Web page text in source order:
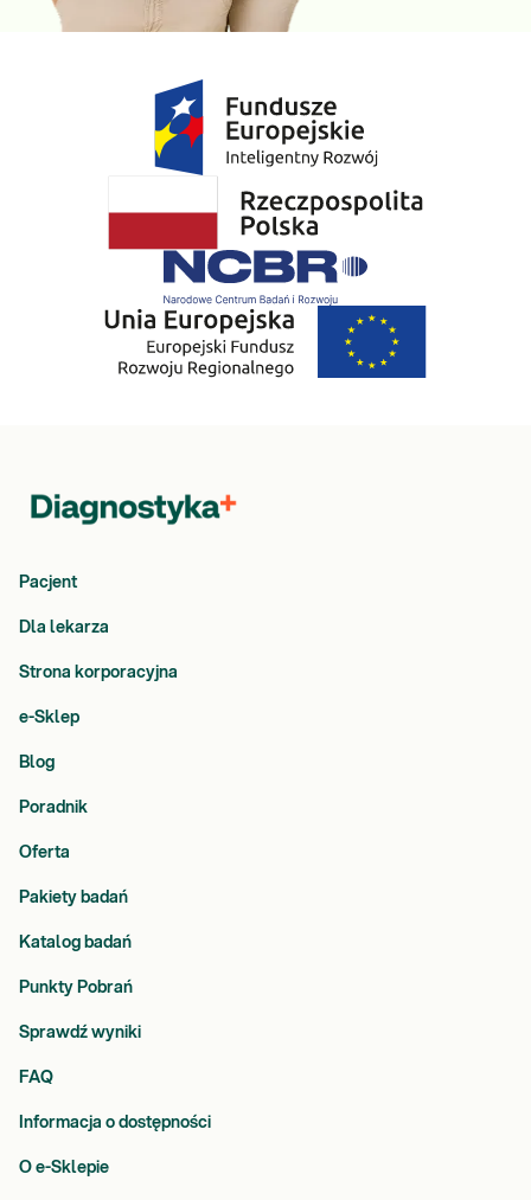
Pacjent
Dla lekarza
Strona korporacyjna
e-Sklep
Blog
Poradnik
Oferta
Pakiety badań
Katalog badań
Punkty Pobrań
Sprawdź wyniki
FAQ
Informacja o dostępności
O e-Sklepie